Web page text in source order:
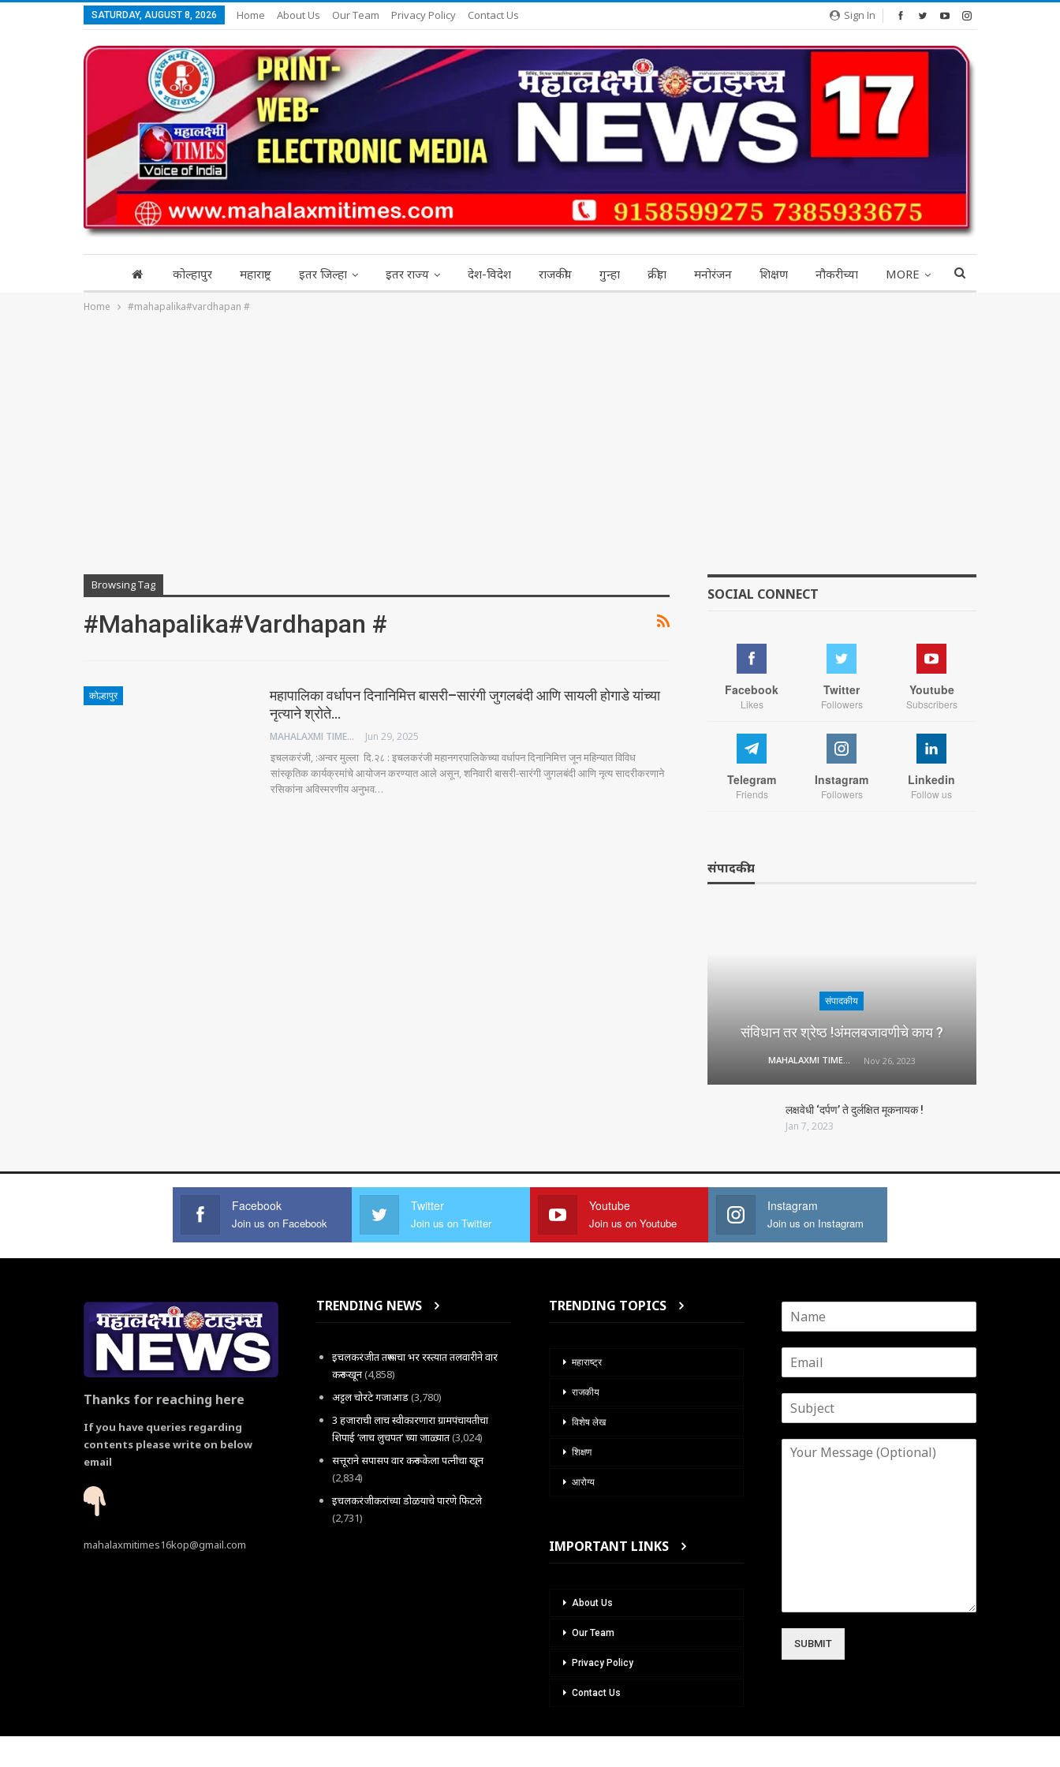
Sign In
SATURDAY, AUGUST 8, 2026 Home About Us Our Team Privacy Policy Contact Us
कोल्हापुर महाराष्ट्र इतर जिल्हा इतर राज्य देश-विदेश राजकीय गुन्हा क्रीड़ा मनोरंजन शिक्षण नौकरीच्या MORE
Home #mahapalika#vardhapan #
Browsing Tag
#mahapalika#vardhapan #
कोल्हापुर
महापालिका वर्धापन दिनानिमित्त बासरी–सारंगी जुगलबंदी आणि सायली होगाडे यांच्या
नृत्याने श्रोते…
MAHALAXMI TIMES Jun 29, 2025
इचलकरंजी, :अन्वर मुल्ला दि.२८ : इचलकरंजी महानगरपालिकेच्या वर्धापन दिनानिमित्त जून महिन्यात विविध
सांस्कृतिक कार्यक्रमांचे आयोजन करण्यात आले असून, शनिवारी बासरी-सारंगी जुगलबंदी आणि नृत्य सादरीकरणाने
रसिकांना अविस्मरणीय अनुभव…
SOCIAL CONNECT
Facebook
Likes
Twitter
Followers
Youtube
Subscribers
Telegram
Friends
Instagram
Followers
Linkedin
Follow us
संपादकीय
संपादकीय
संविधान तर श्रेष्ठ !अंमलबजावणीचे काय ?
MAHALAXMI TIMES Nov 26, 2023
लक्षवेधी ‘दर्पण’ ते दुर्लक्षित मूकनायक !
Jan 7, 2023
Facebook
Join us on Facebook
Twitter
Join us on Twitter
Youtube
Join us on Youtube
Instagram
Join us on Instagram
Thanks for reaching here
If you have queries regarding
contents please write on below
email
mahalaxmitimes16kop@gmail.com
TRENDING NEWS
इचलकरंजीत तरूणाचा भर रस्त्यात तलवारीने वार
करून खून(4,858)
अट्टल चोरटे गजाआड(3,780)
3 हजाराची लाच स्वीकारणारा ग्रामपंचायतीचा
शिपाई ‘लाच लुचपत’ च्या जाळ्यात(3,024)
सत्तूराने सपासप वार करून केला पत्नीचा खून
(2,834)
इचलकरंजीकरांच्या डोळयाचे पारणे फिटले
(2,731)
TRENDING TOPICS
महाराष्ट्र
राजकीय
विशेष लेख
शिक्षण
आरोग्य
IMPORTANT LINKS
About Us
Our Team
Privacy Policy
Contact Us
SUBMIT